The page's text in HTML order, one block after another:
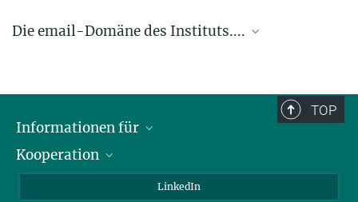
Die email-Domäne des Instituts....
TOP
Informationen für
Journalisten
Kooperation
LinkedIn